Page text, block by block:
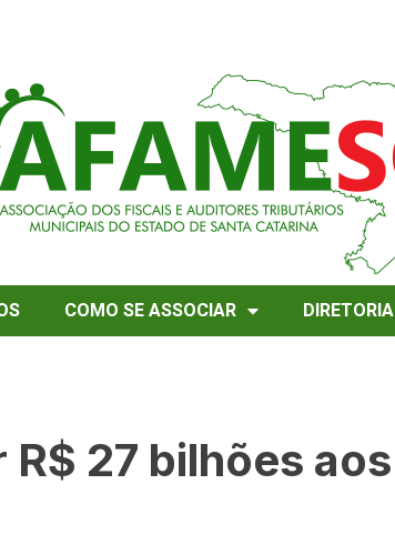
COMO SE ASSOCIAR DIRETORIA
27 bilhões aos